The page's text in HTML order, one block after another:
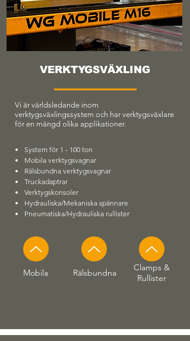
VERKTYGSVÄXLING
Vi är världsledande inom
verktygsväxlingssystem och har verktygsväxlare
för en mängd olika applikationer.
System för 1 - 100 ton
Mobila verktygsvagnar
Rälsbundna verktygsvagnar
Truckadaptrar
Verktygskonsoler
Hydrauliska/Mekaniska spännare
Pneumatiska/Hydrauliska rullister
Mobila Rälsbundna
Clamps &
Rullister